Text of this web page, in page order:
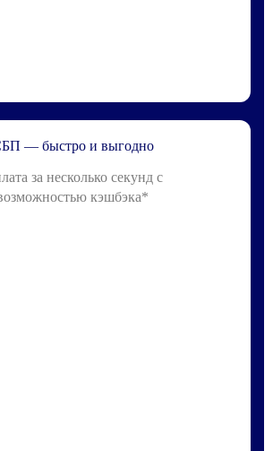
— быстро и выгодно
за несколько секунд с
кэшбэка*